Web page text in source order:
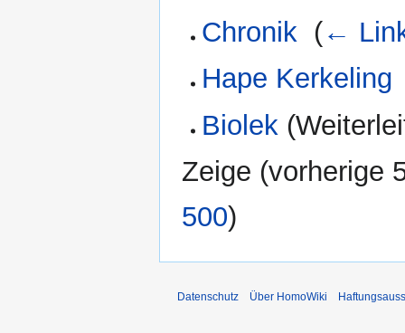
Chronik (←
Hape Kerkeling
Biolek
Zeige (vorherige
500)
Datenschutz Über HomoWiki